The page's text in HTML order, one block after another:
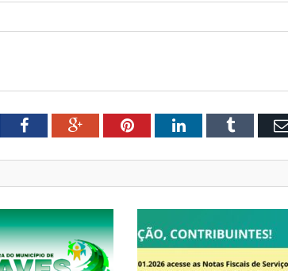
FacebookGoogle+PinterestLinkedInTumblr